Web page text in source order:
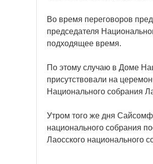
Во время переговоров
председателя
подходящее время.
По этому случаю в Доме
присутствовали на
Национального собрания
Утром того же дня
национального собрания
Лаосского национального